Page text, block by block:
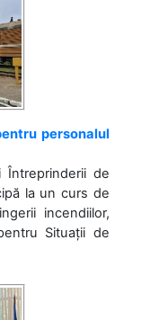
personalul
Întreprinderii de
la un curs de
incendiilor,
Situații de